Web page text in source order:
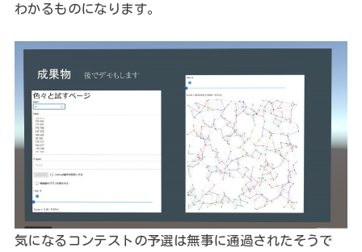
わかるものになります。
気になるコンテストの予選は無事に通過されたそうで